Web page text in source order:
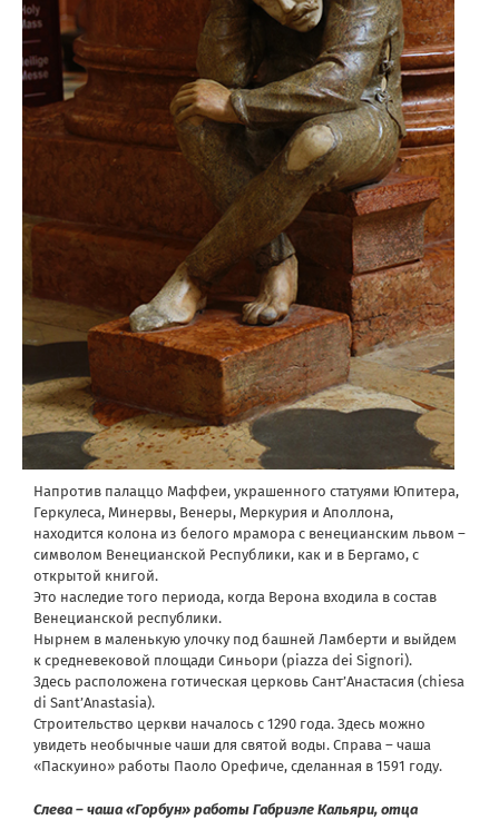
Напротив палаццо Маффеи, украшенного статуями Юпитера,
Геркулеса, Минервы, Венеры, Меркурия и Аполлона,
находится колона из белого мрамора с венецианским львом –
символом Венецианской Республики, как и в Бергамо, с
открытой книгой.
Это наследие того периода, когда Верона входила в состав
Венецианской республики.
Нырнем в маленькую улочку под башней Ламберти и выйдем
к средневековой площади Синьори (piazza dei Signori).
Здесь расположена готическая церковь Сант’Анастасия (chiesa
di Sant’Anastasia).
Строительство церкви началось с 1290 года. Здесь можно
увидеть необычные чаши для святой воды. Справа – чаша
«Паскуино» работы Паоло Орефиче, сделанная в 1591 году.
Слева – чаша «Горбун» работы Габриэле Кальяри, отца